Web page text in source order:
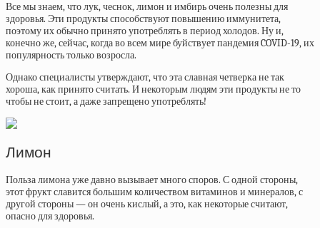
Все мы знаем, что лук, чеснок, лимон и имбирь очень полезны для
здоровья. Эти продукты способствуют повышению иммунитета,
поэтому их обычно принято употреблять в период холодов. Ну и,
конечно же, сейчас, когда во всем мире буйствует пандемия COVID-19, их
популярность только возросла.
Однако специалисты утверждают, что эта славная четверка не так
хороша, как принято считать. И некоторым людям эти продукты не то
чтобы не стоит, а даже запрещено употреблять!
Лимон
Польза лимона уже давно вызывает много споров. С одной стороны,
этот фрукт славится большим количеством витаминов и минералов, с
другой стороны — он очень кислый, а это, как некоторые считают,
опасно для здоровья.